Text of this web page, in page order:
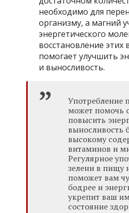
необходимо для
организму, а магний
энергетического
восстановление
помогает улучшить
и выносливость.
Употребление
может помочь
повысить
выносливость
высокому
витаминов и
Регулярное
зелени в пищу
поможет вам
бодрее и
укрепит ваш
состояние